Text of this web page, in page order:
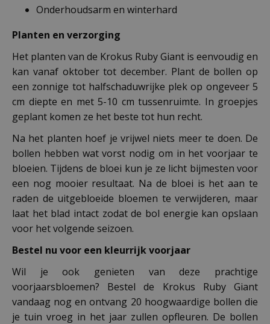
Onderhoudsarm en winterhard
Planten en verzorging
Het planten van de Krokus Ruby Giant is eenvoudig en
kan vanaf oktober tot december. Plant de bollen op
een zonnige tot halfschaduwrijke plek op ongeveer 5
cm diepte en met 5-10 cm tussenruimte. In groepjes
geplant komen ze het beste tot hun recht.
Na het planten hoef je vrijwel niets meer te doen. De
bollen hebben wat vorst nodig om in het voorjaar te
bloeien. Tijdens de bloei kun je ze licht bijmesten voor
een nog mooier resultaat. Na de bloei is het aan te
raden de uitgebloeide bloemen te verwijderen, maar
laat het blad intact zodat de bol energie kan opslaan
voor het volgende seizoen.
Bestel nu voor een kleurrijk voorjaar
Wil je ook genieten van deze prachtige
voorjaarsbloemen? Bestel de Krokus Ruby Giant
vandaag nog en ontvang 20 hoogwaardige bollen die
je tuin vroeg in het jaar zullen opfleuren. De bollen